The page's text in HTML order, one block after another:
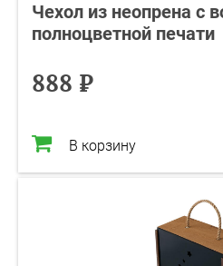
Чехол из неопрена с
полноцветной печати
888 ₽
В корзину